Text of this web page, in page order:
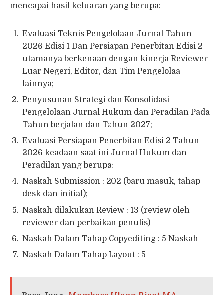
mencapai hasil keluaran yang berupa:
Evaluasi Teknis Pengelolaan Jurnal Tahun
2026 Edisi 1 Dan Persiapan Penerbitan Edisi 2
utamanya berkenaan dengan kinerja Reviewer
Luar Negeri, Editor, dan Tim Pengelolaa
lainnya;
Penyusunan Strategi dan Konsolidasi
Pengelolaan Jurnal Hukum dan Peradilan Pada
Tahun berjalan dan Tahun 2027;
Evaluasi Persiapan Penerbitan Edisi 2 Tahun
2026 keadaan saat ini Jurnal Hukum dan
Peradilan yang berupa:
Naskah Submission : 202 (baru masuk, tahap
desk dan initial);
Naskah dilakukan Review : 13 (review oleh
reviewer dan perbaikan penulis)
Naskah Dalam Tahap Copyediting : 5 Naskah
Naskah Dalam Tahap Layout : 5